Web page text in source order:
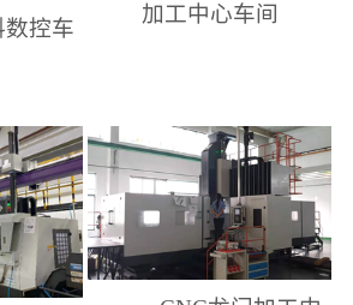
控车
加工中心车间